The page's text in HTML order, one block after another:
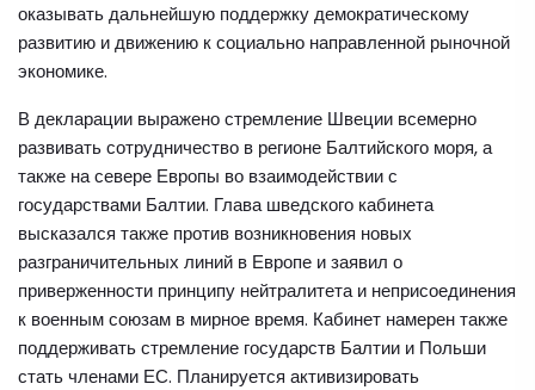
оказывать дальнейшую поддержку демократическому
развитию и движению к социально направленной рыночной
экономике.
В декларации выражено стремление Швеции всемерно
развивать сотрудничество в регионе Балтийского моря, а
также на севере Европы во взаимодействии с
государствами Балтии. Глава шведского кабинета
высказался также против возникновения новых
разграничительных линий в Европе и заявил о
приверженности принципу нейтралитета и неприсоединения
к военным союзам в мирное время. Кабинет намерен также
поддерживать стремление государств Балтии и Польши
стать членами ЕС. Планируется активизировать